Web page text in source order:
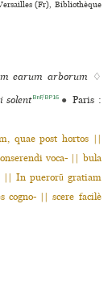
(Fr), Bibliothèque
earum arborum ♢
solentBnF/BP16 ● Paris :
quae post hortos ||
voca- || bula
|| In puerorũ gratiam
cogno- || scere facilè